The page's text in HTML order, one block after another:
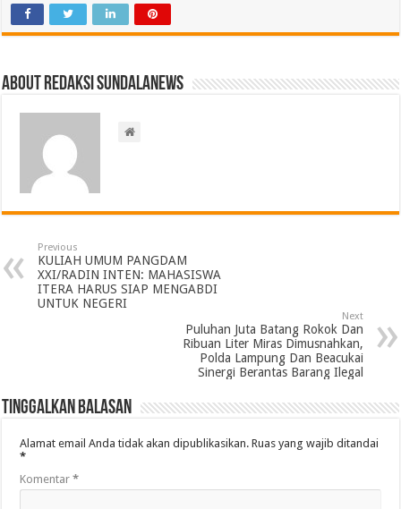
About Redaksi Sundalanews
Previous
KULIAH UMUM PANGDAM
XXI/RADIN INTEN: MAHASISWA
ITERA HARUS SIAP MENGABDI
UNTUK NEGERI
Next
Puluhan Juta Batang Rokok Dan
Ribuan Liter Miras Dimusnahkan,
Polda Lampung Dan Beacukai
Sinergi Berantas Barang Ilegal
Tinggalkan Balasan
Alamat email Anda tidak akan dipublikasikan. Ruas yang wajib ditandai
*
Komentar*